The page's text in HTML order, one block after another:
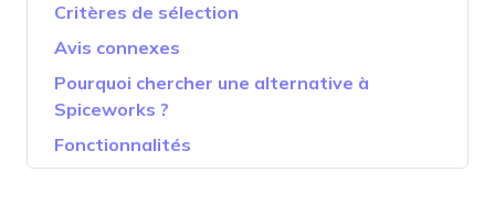
Critères de sélection
Avis connexes
Pourquoi chercher une alternative à
Spiceworks ?
Fonctionnalités